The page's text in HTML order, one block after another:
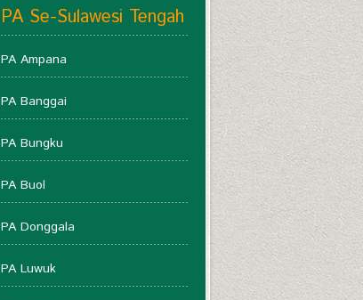
PA Se-Sulawesi Tengah
PA Ampana
PA Banggai
PA Bungku
PA Buol
PA Donggala
PA Luwuk